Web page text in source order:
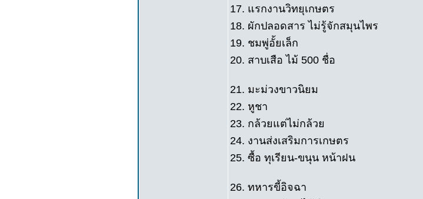
17. แรกงานวิทยุเกษตร
18. ผักปลอดสาร ไม่รู้จักสมุนไพร
19. ชมพู่อั้ยเล็ก
20. สาบเสือ ไม้ 500 ชื่อ
21. มะม่วงขาวนิยม
22. หูชา
23. กล้วยแต่ไม่กล้วย
24. งานส่งเสริมการเกษตร
25. ซื้อ ทุเรียน-ขนุน หน้าฝน
26. ทหารขี้อิจฉา